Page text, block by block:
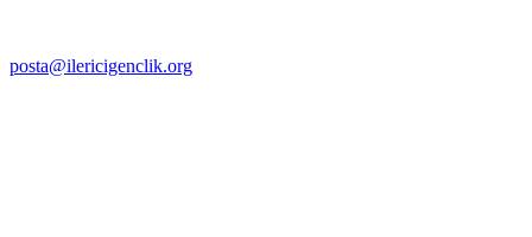
posta@ilericigenclik.org